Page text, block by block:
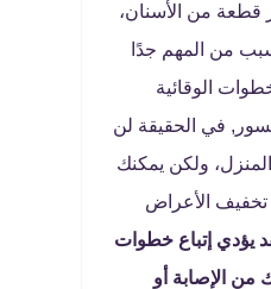
قطعة من الأسنان،
من المهم جدًا
الوقائية
في الحقيقة لن
ولكن يمكنك
تخفيف الأعراض
يؤدي إتباع خطوات
من الإصابة أو